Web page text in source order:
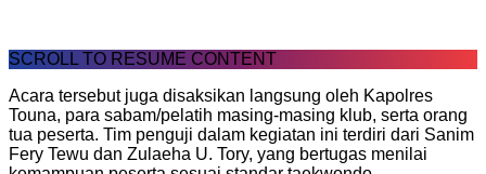
SCROLL TO RESUME CONTENT
Acara tersebut juga disaksikan langsung oleh Kapolres
Touna, para sabam/pelatih masing-masing klub, serta orang
tua peserta. Tim penguji dalam kegiatan ini terdiri dari Sanim
Fery Tewu dan Zulaeha U. Tory, yang bertugas menilai